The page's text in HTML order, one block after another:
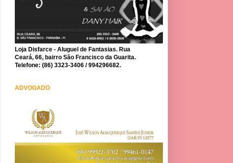
Loja Disfarce - Aluguel de Fantasias. Rua
Ceará, 66, bairro São Francisco da Guarita.
Telefone: (86) 3323-3406 / 994296682.
ADVOGADO